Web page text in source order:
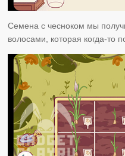
Семена с чесноком мы
волосами, которая когда-то